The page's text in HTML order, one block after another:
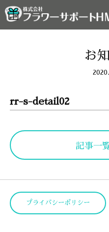
お
rr-s-detail02
記事一
プライバシーポリシー